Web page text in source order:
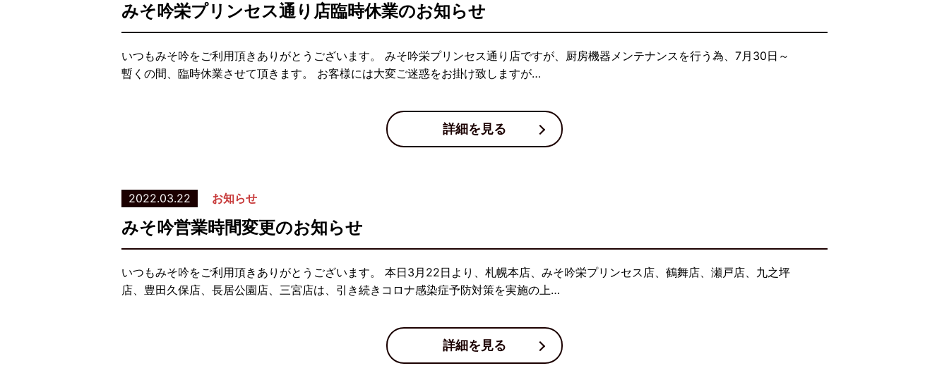
みそ吟栄プリンセス通り店臨時休業のお知らせ
いつもみそ吟をご利用頂きありがとうございます。 みそ吟栄プリンセス通り店ですが、厨房機器メンテナンスを行う為、7月30日～
暫くの間、臨時休業させて頂きます。 お客様には大変ご迷惑をお掛け致しますが…
詳細を見る
2022.03.22 お知らせ
みそ吟営業時間変更のお知らせ
いつもみそ吟をご利用頂きありがとうございます。 本日3月22日より、札幌本店、みそ吟栄プリンセス店、鶴舞店、瀬戸店、九之坪
店、豊田久保店、長居公園店、三宮店は、引き続きコロナ感染症予防対策を実施の上…
詳細を見る